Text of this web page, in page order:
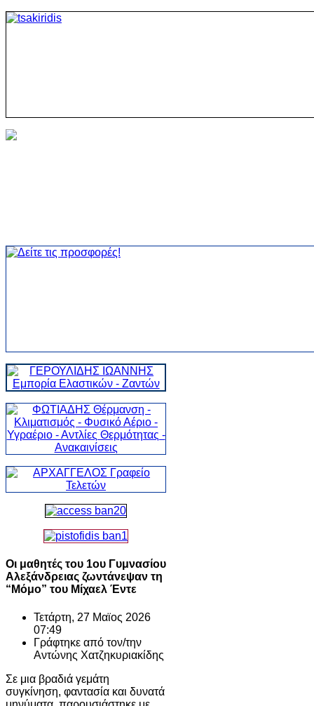
Οι μαθητές του 1ου Γυμνασίου
Αλεξάνδρειας ζωντάνεψαν τη
“Μόμο” του Μίχαελ Έντε
Τετάρτη, 27 Μαϊος 2026
07:49
Γράφτηκε από τον/την
Αντώνης Χατζηκυριακίδης
Σε μια βραδιά γεμάτη
συγκίνηση, φαντασία και δυνατά